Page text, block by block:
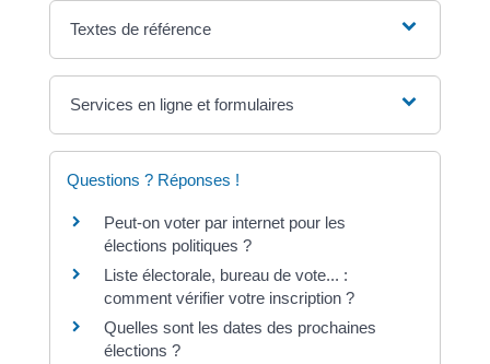
Textes de référence
Services en ligne et formulaires
Questions ? Réponses !
Peut-on voter par internet pour les
élections politiques ?
Liste électorale, bureau de vote... :
comment vérifier votre inscription ?
Quelles sont les dates des prochaines
élections ?